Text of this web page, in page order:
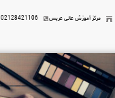
مرکز آموزش عالی عریس 02128421106